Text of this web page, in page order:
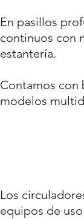
En pasillos
continuos con
estantería.
Contamos con
modelos
Los
equipos de